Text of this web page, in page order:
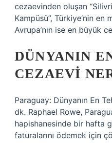
cezaevinden oluşan
Kampüsü”, Türkiye’nin en
Avrupa’nın ise en büyük
DÜNYANIN
CEZAEVI
Paraguay: Dünyanın En
dk. Raphael Rowe,
hapishanesinde bir hafta
faturalarını ödemek için